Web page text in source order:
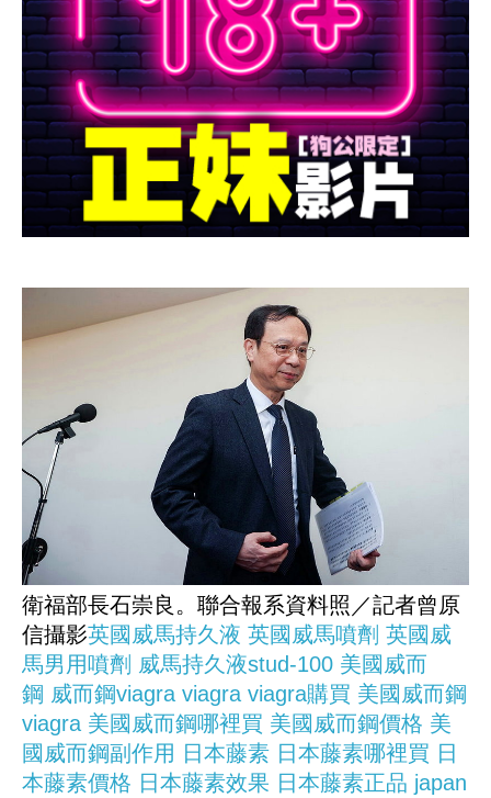
衛福部長石崇良。聯合報系資料照／記者曾原
信攝影英國威馬持久液 英國威馬噴劑 英國威
馬男用噴劑 威馬持久液stud-100 美國威而
鋼 威而鋼viagra viagra viagra購買 美國威而鋼
viagra 美國威而鋼哪裡買 美國威而鋼價格 美
國威而鋼副作用 日本藤素 日本藤素哪裡買 日
本藤素價格 日本藤素效果 日本藤素正品 japan